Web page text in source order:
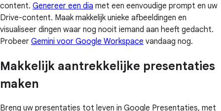
content. Genereer een dia met een eenvoudige prompt en uw
Drive-content. Maak makkelijk unieke afbeeldingen en
visualiseer dingen waar nog nooit iemand aan heeft gedacht.
Probeer Gemini voor Google Workspace vandaag nog.
Makkelijk aantrekkelijke presentaties
maken
Breng uw presentaties tot leven in Google Presentaties, met